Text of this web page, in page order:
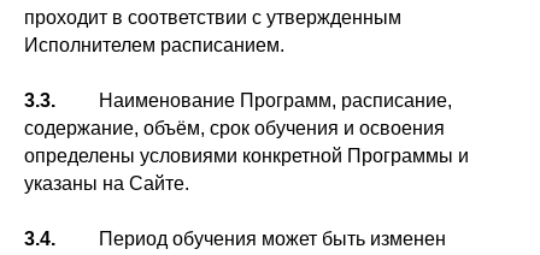
проходит в соответствии с утвержденным
Исполнителем расписанием.
3.3.
Наименование Программ, расписание,
содержание, объём, срок обучения и освоения
определены условиями конкретной Программы и
указаны на Сайте.
3.4.
Период обучения может быть изменен